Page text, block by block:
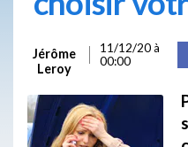
Jérôme
Leroy
11/12/20 à
00:00